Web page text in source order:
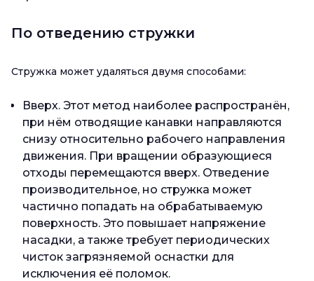
По отведению стружки
Стружка может удаляться двумя способами:
Вверх. Этот метод наиболее распространён,
при нём отводящие канавки направляются
снизу относительно рабочего направления
движения. При вращении образующиеся
отходы перемещаются вверх. Отведение
производительное, но стружка может
частично попадать на обрабатываемую
поверхность. Это повышает напряжение
насадки, а также требует периодических
чисток загрязняемой оснастки для
исключения её поломок.